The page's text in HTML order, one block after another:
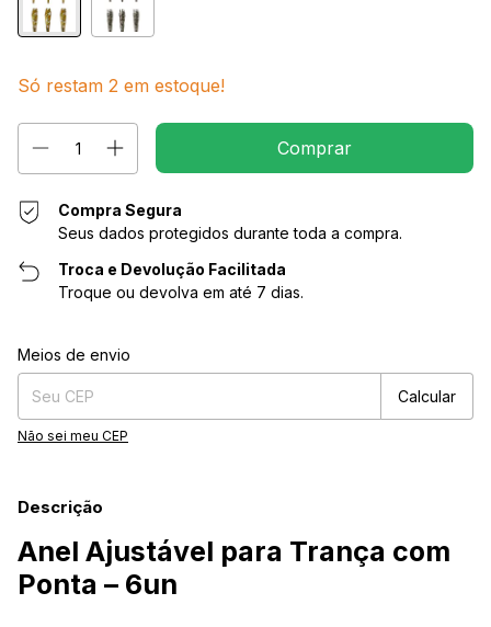
Só restam 2 em estoque!
Compra Segura
Seus dados protegidos durante toda a compra.
Troca e Devolução Facilitada
Troque ou devolva em até 7 dias.
Entregas para o CEP:
Meios de envio
Calcular
Não sei meu CEP
Descrição
Anel Ajustável para Trança com
Ponta – 6un